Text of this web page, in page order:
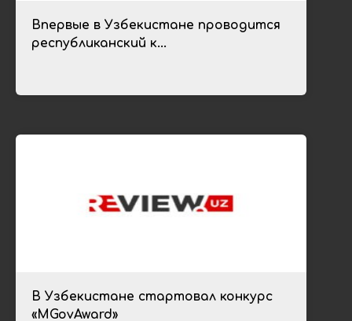
Впервые в Узбекистане проводится
республиканский к...
В Узбекистане стартовал конкурс
«МGovAward»